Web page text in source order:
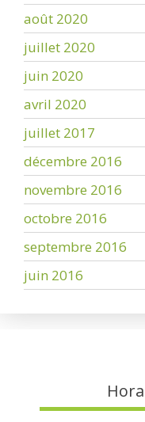
août 2020
juillet 2020
juin 2020
avril 2020
juillet 2017
décembre 2016
novembre 2016
octobre 2016
septembre 2016
juin 2016